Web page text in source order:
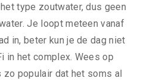
type zoutwater, dus geen
Je loopt meteen vanaf
in, beter kun je de dag niet
in het complex. Wees op
populair dat het soms al